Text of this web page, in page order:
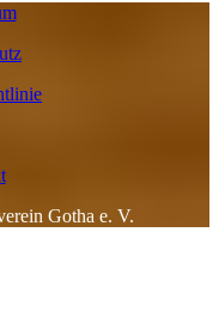
Gotha e. V.